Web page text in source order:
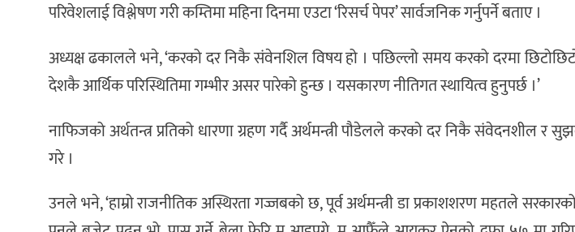
परिवेशलाई विश्लेषण गरी कम्तिमा महिना दिनमा एउटा ‘रिसर्च पेपर’ सार्वजनिक गर्नुपर्ने बताए ।
अध्यक्ष ढकालले भने, ‘करको दर निकै संवेनशिल विषय हो । पछिल्लो समय करको दरमा
देशकै आर्थिक परिस्थितिमा गम्भीर असर पारेको हुन्छ । यसकारण नीतिगत स्थायित्व हुनुपर्छ ।’
नाफिजको अर्थतन्त्र प्रतिको धारणा ग्रहण गर्दै अर्थमन्त्री पौडेलले करको दर निकै संवेदनशील र
गरे ।
उनले भने, ‘हाम्रो राजनीतिक अस्थिरता गज्जबको छ, पूर्व अर्थमन्त्री डा प्रकाशशरण महतले